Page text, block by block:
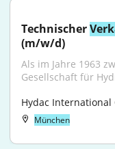
Technischer
(m/w/d)
Als im Jahre 1963
Gesellschaft für
Hydac International
München